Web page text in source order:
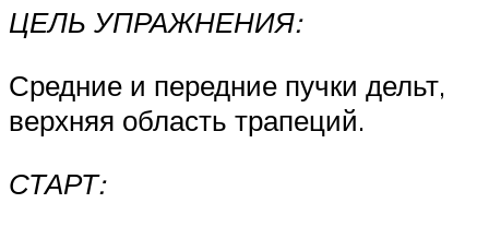
ЦЕЛЬ УПРАЖНЕНИЯ:
Средние и передние пучки дельт,
верхняя область трапеций.
СТАРТ: